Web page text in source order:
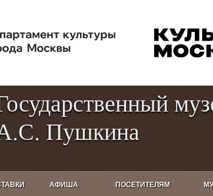
contrast
Пушкина
АФИША ПОСЕТИТЕЛЯМ